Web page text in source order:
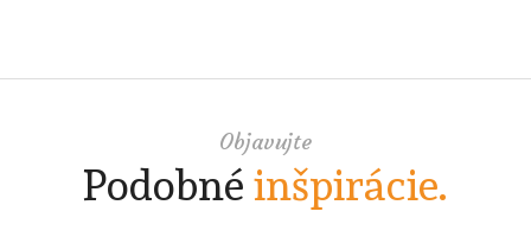
Objavujte
Podobné inšpirácie.